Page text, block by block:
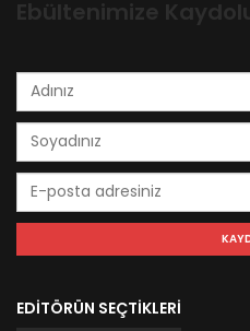
Ebültenimize
EDİTÖRÜN SEÇTİKLERİ